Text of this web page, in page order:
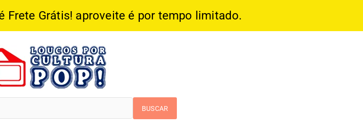
Frete Grátis! aproveite é por tempo limitado.
Por Cultura Pop